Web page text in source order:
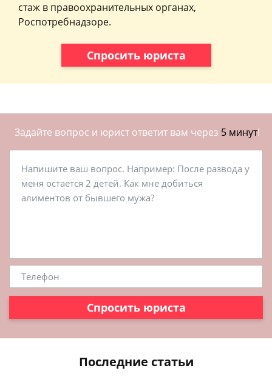
стаж в правоохранительных органах,
Роспотребнадзоре.
Спросить юриста
Задайте вопрос и юрист ответит вам через 5 минут!
Спросить юриста
Последние статьи